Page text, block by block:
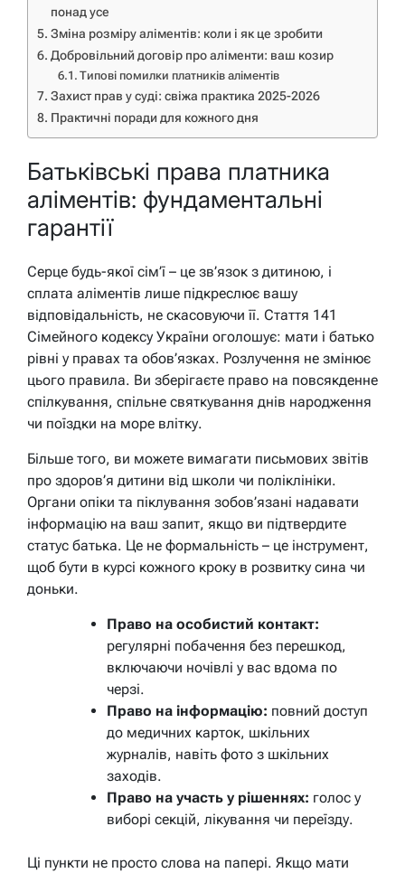
понад усе
Зміна розміру аліментів: коли і як це зробити
Добровільний договір про аліменти: ваш козир
Типові помилки платників аліментів
Захист прав у суді: свіжа практика 2025-2026
Практичні поради для кожного дня
Батьківські права платника
аліментів: фундаментальні
гарантії
Серце будь-якої сім’ї – це зв’язок з дитиною, і
сплата аліментів лише підкреслює вашу
відповідальність, не скасовуючи її. Стаття 141
Сімейного кодексу України оголошує: мати і батько
рівні у правах та обов’язках. Розлучення не змінює
цього правила. Ви зберігаєте право на повсякденне
спілкування, спільне святкування днів народження
чи поїздки на море влітку.
Більше того, ви можете вимагати письмових звітів
про здоров’я дитини від школи чи поліклініки.
Органи опіки та піклування зобов’язані надавати
інформацію на ваш запит, якщо ви підтвердите
статус батька. Це не формальність – це інструмент,
щоб бути в курсі кожного кроку в розвитку сина чи
доньки.
Право на особистий контакт:
регулярні побачення без перешкод,
включаючи ночівлі у вас вдома по
черзі.
Право на інформацію: повний доступ
до медичних карток, шкільних
журналів, навіть фото з шкільних
заходів.
Право на участь у рішеннях: голос у
виборі секцій, лікування чи переїзду.
Ці пункти не просто слова на папері. Якщо мати